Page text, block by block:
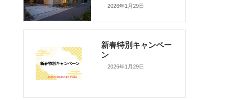
2026年1月29日
新春特別キャンペー
ン
2026年1月29日